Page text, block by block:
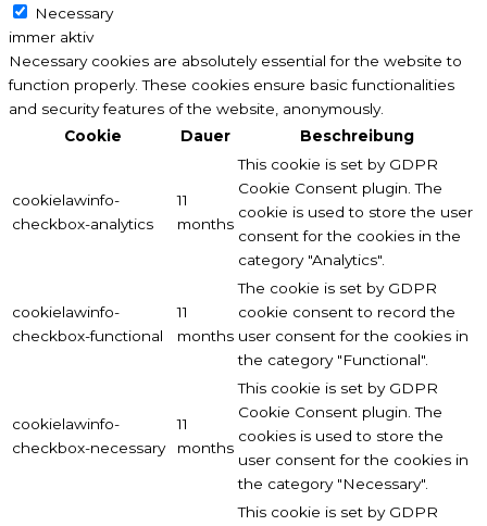
Necessary
immer aktiv
Necessary cookies are absolutely essential for the website to
function properly. These cookies ensure basic functionalities
and security features of the website, anonymously.
Cookie
Dauer Beschreibung
cookielawinfo-
checkbox-analytics
11
months
This cookie is set by GDPR
Cookie Consent plugin. The
cookie is used to store the user
consent for the cookies in the
category "Analytics".
cookielawinfo-
checkbox-functional
11
months
The cookie is set by GDPR
cookie consent to record the
user consent for the cookies in
the category "Functional".
cookielawinfo-
checkbox-necessary
11
months
This cookie is set by GDPR
Cookie Consent plugin. The
cookies is used to store the
user consent for the cookies in
the category "Necessary".
This cookie is set by GDPR